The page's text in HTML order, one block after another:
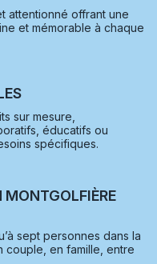
attentionné offrant une
et mémorable à chaque
sur mesure,
éducatifs ou
spécifiques.
MONTGOLFIÈRE
sept personnes dans la
couple, en famille, entre